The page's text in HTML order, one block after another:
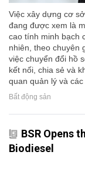
Việc xây dựng cơ
đang được xem là
cao tính minh bạch
nhiên, theo chuyên
việc chuyển đổi hồ
kết nối, chia sẻ và
quan quản lý và
Bất động sản
BSR Opens
Biodiesel